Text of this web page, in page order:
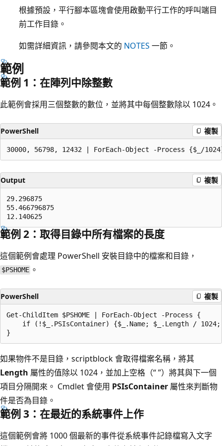
根據預設，平行腳本區塊會使用啟動平行工作的呼叫端目
前工作目錄。
如需詳細資訊，請參閱本文的 NOTES 一節。
範例
範例 1：在陣列中除整數
此範例會採用三個整數的數位，並將其中每個整數除以 1024。
PowerShell 複製
Output 複製
29.296875
55.466796875
範例 2：取得目錄中所有檔案的長度
這個範例會處理 PowerShell 安裝目錄中的檔案和目錄，
$PSHOME 。
PowerShell 複製
Get-ChildItem $PSHOME | ForEach-Object -Process {
if (!$_.PSIsContainer) {$_.Name; $_.Length /
如果物件不是目錄，scriptblock 會取得檔案名稱，將其
Length 屬性的值除以 1024，並加上空格（“ ”）將其與下一個
項目分隔開來。 Cmdlet 會使用 PSIsContainer 屬性來判斷物
件是否為目錄。
範例 3：在最近的系統事件上作
這個範例會將 1000 個最新的事件從系統事件記錄檔寫入文字